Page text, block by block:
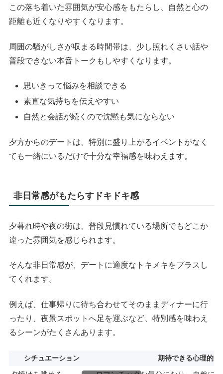
この落ち着いた雰囲気が安心感をもたらし、自然と心の
距離も近くなりやすくなります。
周囲の騒がしさが収まる時間帯は、少し照れくさい話や
普段できない本音トークもしやすくなります。
思いきって悩みを相談できる
素直な気持ちを伝えやすい
自然と会話が続くので沈黙も気にならない
夕方からのデートは、特別に盛り上がるイベントがなく
ても一緒にいるだけで十分な幸福感を味わえます。
非日常感がもたらすドキドキ感
夕暮れ時や夜の街は、普段見慣れている場所でもどこか
違った雰囲気を感じられます。
そんな非日常感が、デートに適度なトキメキをプラスし
てくれます。
例えば、仕事帰りに待ち合わせてそのままディナーに行
ったり、夜景スポットへ足を運ぶなど、特別感を味わえ
るシーンがたくさんあります。
シチュエーション 期待できる心理的効